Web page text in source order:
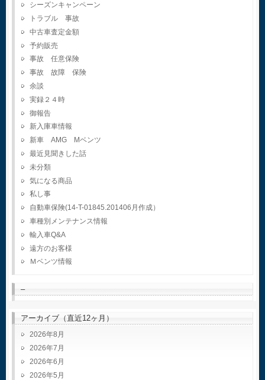
シーズンキャンペーン
トラブル 事故
中古車査定金額
予約販売
事故 任意保険
事故 故障 保険
余談
実録２４時
御報告
新入庫車情報
新車 AMG Mベンツ
最近見聞きした話
未分類
気になる商品
私し事
自動車保険(14-T-01845.201406月作成）
車種別メンテナンス情報
輸入車Q&A
遠方のお客様
Ｍベンツ情報
–
アーカイブ（直近12ヶ月）
2026年8月
2026年7月
2026年6月
2026年5月